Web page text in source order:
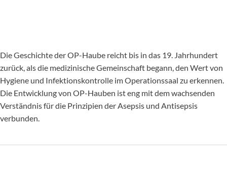
Die Geschichte der OP-Haube reicht bis in das 19. Jahrhundert
zurück, als die medizinische Gemeinschaft begann, den Wert von
Hygiene und Infektionskontrolle im Operationssaal zu erkennen.
Die Entwicklung von OP-Hauben ist eng mit dem wachsenden
Verständnis für die Prinzipien der Asepsis und Antisepsis
verbunden.